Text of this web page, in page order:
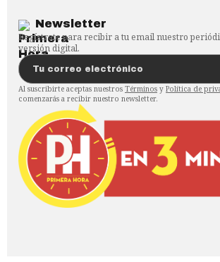
Newsletter
Regístrate para recibir a tu email nuestro
versión digital.
Al suscribirte aceptas nuestros Términos y Política de
comenzarás a recibir nuestro newsletter.